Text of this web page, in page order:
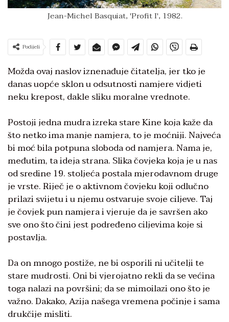
Jean-Michel Basquiat, 'Profit I', 1982.
Podijeli
Možda ovaj naslov iznenađuje čitatelja, jer tko je
danas uopće sklon u odsutnosti namjere vidjeti
neku krepost, dakle sliku moralne vrednote.
Postoji jedna mudra izreka stare Kine koja kaže da
što netko ima manje namjera, to je moćniji. Najveća
bi moć bila potpuna sloboda od namjera. Nama je,
međutim, ta ideja strana. Slika čovjeka koja je u nas
od sredine 19. stoljeća postala mjerodavnom druge
je vrste. Riječ je o aktivnom čovjeku koji odlučno
prilazi svijetu i u njemu ostvaruje svoje ciljeve. Taj
je čovjek pun namjera i vjeruje da je savršen ako
sve ono što čini jest podređeno ciljevima koje si
postavlja.
Da on mnogo postiže, ne bi osporili ni učitelji te
stare mudrosti. Oni bi vjerojatno rekli da se većina
toga nalazi na površini; da se mimoilazi ono što je
važno. Dakako, Azija našega vremena počinje i sama
drukčije misliti.